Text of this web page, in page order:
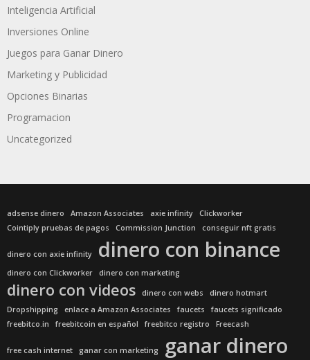
Inteligencia Artificial
Inversiones Online
Juegos para Ganar Dinero
Marketing y Publicidad
Opciones Binarias
Programacion
Uncategorized
adsense dinero Amazon Associates axie infinity
Clickworker
Cointiply pruebas de pagos
Commission Junction conseguir nft gratis
dinero con axie infinity dinero con binance
dinero con Clickworker dinero con marketing
dinero con videos dinero con webs
dinero hotmart
Dropshipping
enlace a Amazon Associates faucets
faucets significado
freebitco.in
freebitcoin en español freebitco registro Freecash
free cash internet ganar con marketing ganar dinero